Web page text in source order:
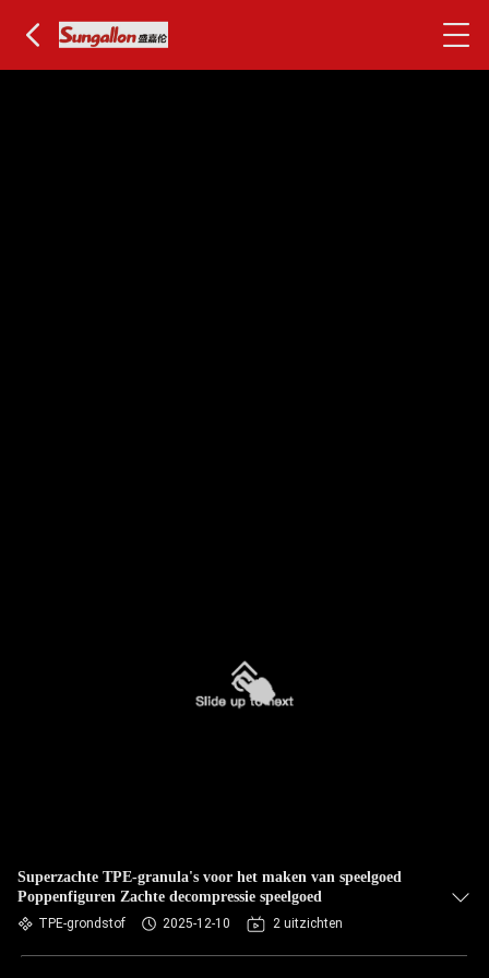
Superzachte TPE-granula's voor het maken van speelgoed
Poppenfiguren Zachte decompressie speelgoed
TPE-grondstof 2025-12-10 2 uitzichten